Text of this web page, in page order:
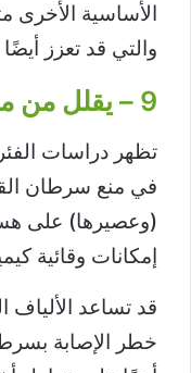
الأساسية الأخرى
والتي قد تعزز
9 – يقلل من مخاطر سرطان القولون
تظهر دراسات
في منع سرطان
(وعصيرها) على
إمكانات وقائية
قد تساعد الألياف
خطر الإصابة